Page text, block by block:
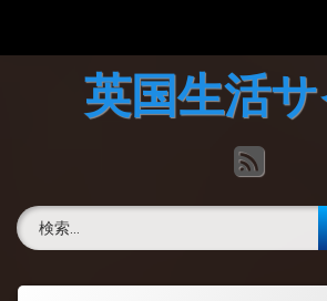
英国の文化について
掲示板
英国生活サ
RSS